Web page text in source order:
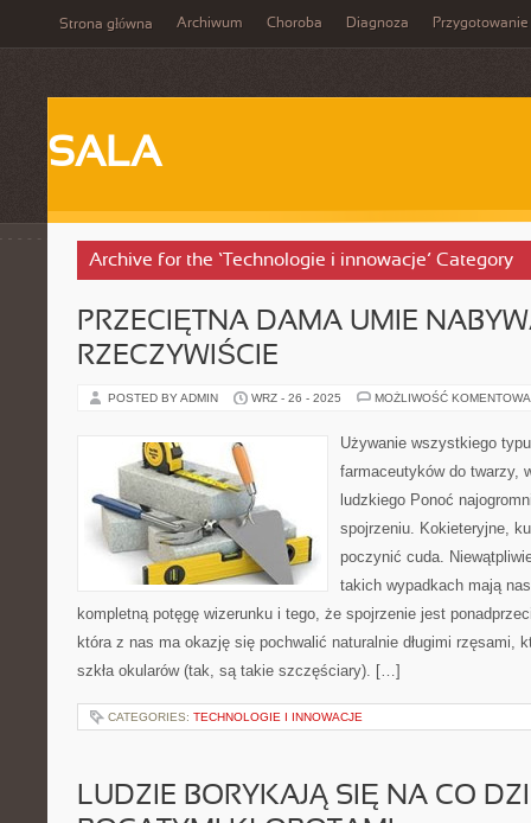
Strona główna Archiwum Choroba Diagnoza Przygotowanie
SALA
Archive for the ‘Technologie i innowacje’ Category
PRZECIĘTNA DAMA UMIE
RZECZYWIŚCIE
POSTED BY ADMIN WRZ - 26 - 2025 MOŻLIWOŚĆ
Używanie wszystkiego
farmaceutyków do twarzy,
ludzkiego Ponoć
spojrzeniu. Kokieteryjne,
poczynić cuda.
takich wypadkach mają
kompletną potęgę wizerunku i tego, że spojrzenie jest
która z nas ma okazję się pochwalić naturalnie długimi rzęsami,
szkła okularów (tak, są takie szczęściary). […]
CATEGORIES: TECHNOLOGIE I INNOWACJE
LUDZIE BORYKAJĄ SIĘ NA CO